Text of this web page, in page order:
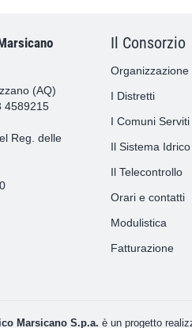
(AQ)
4589215
Reg. delle
Il Consorzio
Organizzazione
I Distretti
I Comuni Serviti
Il Sistema Idrico
Il Telecontrollo
Orari e contatti
Modulistica
Fatturazione
Marsicano S.p.a. è un progetto